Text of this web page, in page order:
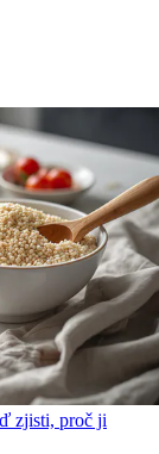
zjisti, proč ji